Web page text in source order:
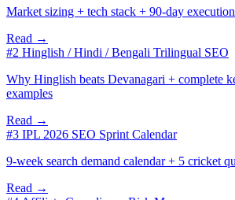
Market sizing + tech stack + 90-day
Read →
#2 Hinglish / Hindi / Bengali Trilingual SEO
Why Hinglish beats Devanagari + complete
examples
Read →
#3 IPL 2026 SEO Sprint Calendar
9-week search demand calendar + 5 cricket
Read →